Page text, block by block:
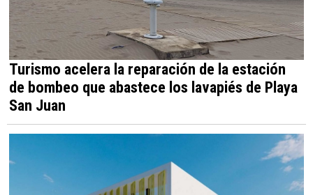
Turismo acelera la reparación de la estación
de bombeo que abastece los lavapiés de Playa
San Juan